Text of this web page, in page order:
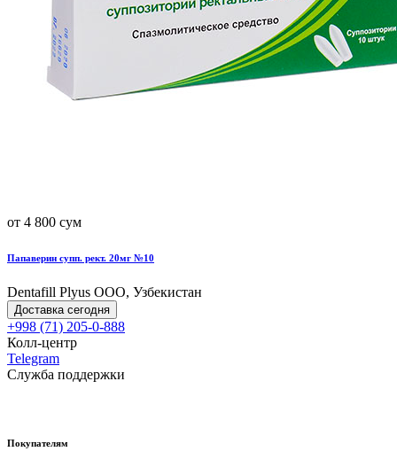
от 4 800 сум
Папаверин супп. рект. 20мг №10
Dentafill Plyus OOO, Узбекистан
Доставка сегодня
+998 (71) 205-0-888
Колл-центр
Telegram
Служба поддержки
Покупателям